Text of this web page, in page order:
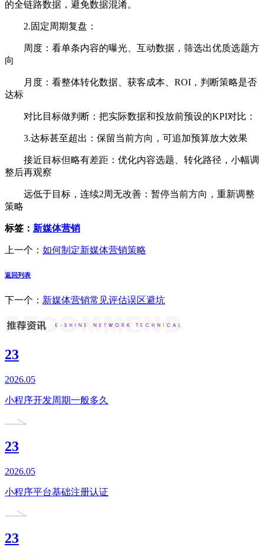
的全链路数据，避免数据混淆。
2.固定周期复盘：
周度：看单条内容的曝光、互动数据，筛选出优质选题方
向
月度：看整体转化数据、获客成本、ROI，判断策略是否
达标
对比目标做判断：把实际数据和投放前预设的KPI对比：
3.达标甚至超出：保留当前方向，可追加预算放大效果
接近目标但略有差距：优化内容选题、转化路径，小幅调
整后再观察
远低于目标，连续2周无改善：暂停当前方向，重新调整
策略
标签： 新媒体营销
上一个： 如何制定新媒体营销策略
返回列表
下一个： 新媒体营销常见评估误区避坑
23
2026.05
小程序开发周期一般多久
23
2026.05
小程序平台基础注册认证
23